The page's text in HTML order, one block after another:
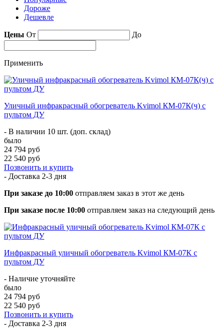
Дороже
Дешевле
Цены От До
Применить
Уличный инфракрасный обогреватель Kvimol КМ-07К(ч) с
пультом ДУ
- В наличии 10 шт. (доп. склад)
было
24 794 руб
22 540 руб
Позвонить и купить
- Доставка 2-3 дня
При заказе до 10:00 отправляем заказ в этот же день
При заказе после 10:00 отправляем заказ на следующий день
Инфракрасный уличный обогреватель Kvimol КМ-07К с
пультом ДУ
- Наличие уточняйте
было
24 794 руб
22 540 руб
Позвонить и купить
- Доставка 2-3 дня